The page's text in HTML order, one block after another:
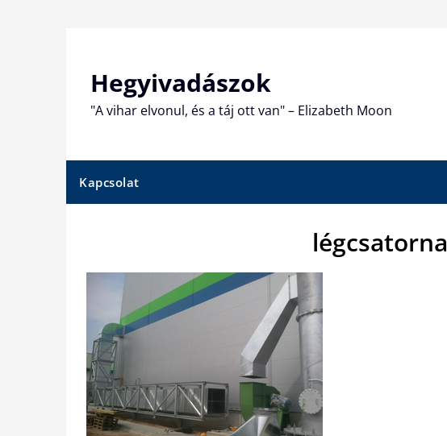
Hegyivadászok
"A vihar elvonul, és a táj ott van" – Elizabeth Moon
Kapcsolat
légcsatorna